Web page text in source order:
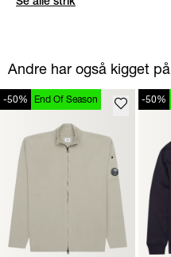
Andre har også kigget på
-50% End Of Season -50%